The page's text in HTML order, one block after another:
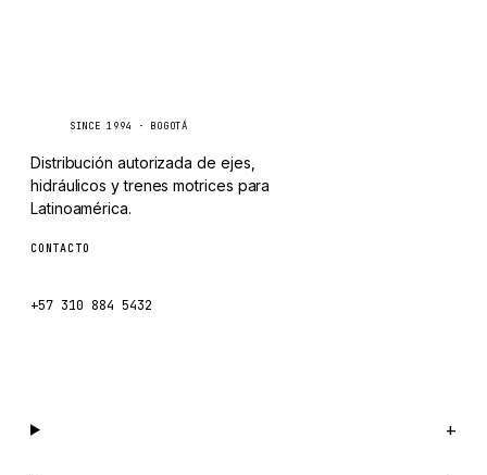
SINCE 1994 · BOGOTÁ
Distribución autorizada de ejes,
hidráulicos y trenes motrices para
Latinoamérica.
CONTACTO
+57 310 884 5432
+